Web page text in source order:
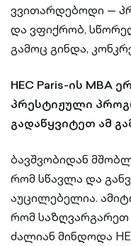
ვვითარდებოდი —
და ვფიქრობ,
გამოც გინდა,
HEC Paris-ის MBA
პრესტიჟული
გადაწყვიტეთ ამ
ბავშვობიდან
რომ სწავლა და
აუცილებელია.
რომ
ძალიან მინდოდა